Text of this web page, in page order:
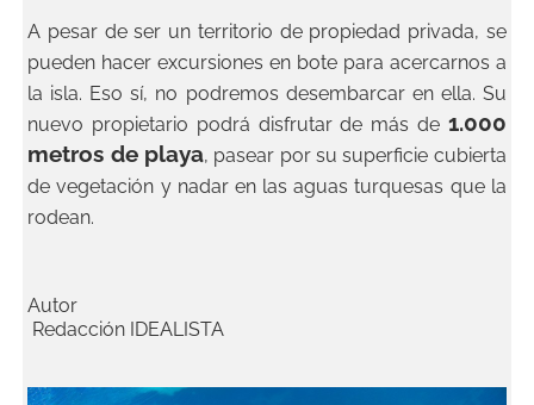
A pesar de ser un territorio de propiedad privada, se
pueden hacer excursiones en bote para acercarnos a
la isla. Eso sí, no podremos desembarcar en ella. Su
nuevo propietario podrá disfrutar de más de 1.000
metros de playa, pasear por su superficie cubierta
de vegetación y nadar en las aguas turquesas que la
rodean.
Autor
Redacción IDEALISTA